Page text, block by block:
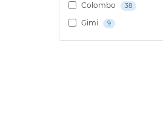
Colombo 38
Gimi 9